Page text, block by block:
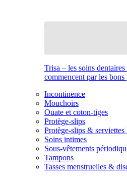
Trisa – les soins
commencent par les
Incontinence
Mouchoirs
Ouate et coton-tiges
Protège-slips
Protège-slips &
Soins intimes
Sous-vêtements
Tampons
Tasses menstruelles &